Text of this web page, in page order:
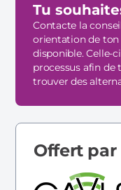
Tu
Contacte la
orientation de ton
disponible. Celle-
processus afin de
trouver des
Offert par